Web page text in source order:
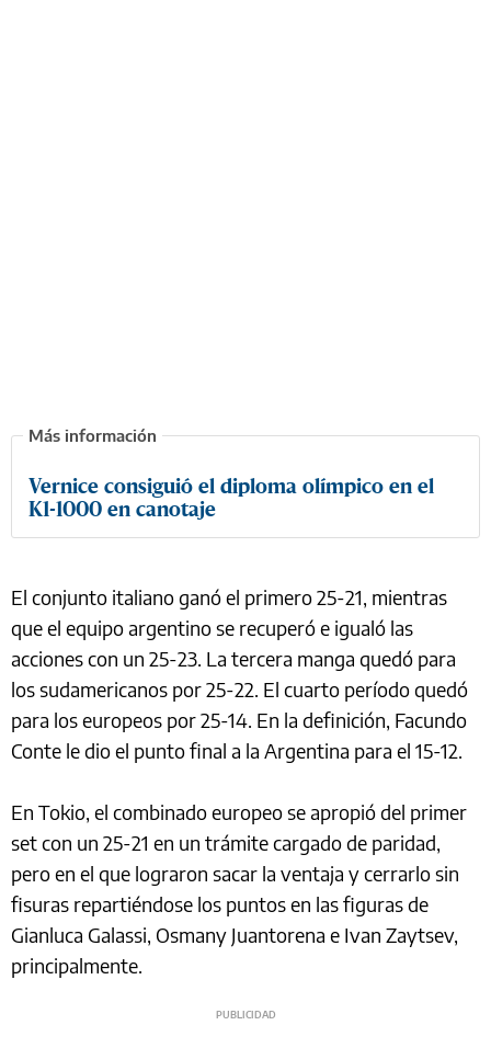
Vernice consiguió el diploma olímpico en el
K1-1000 en canotaje
El conjunto italiano ganó el primero 25-21, mientras
que el equipo argentino se recuperó e igualó las
acciones con un 25-23. La tercera manga quedó para
los sudamericanos por 25-22. El cuarto período quedó
para los europeos por 25-14. En la definición, Facundo
Conte le dio el punto final a la Argentina para el 15-12.
En Tokio, el combinado europeo se apropió del primer
set con un 25-21 en un trámite cargado de paridad,
pero en el que lograron sacar la ventaja y cerrarlo sin
fisuras repartiéndose los puntos en las figuras de
Gianluca Galassi, Osmany Juantorena e Ivan Zaytsev,
principalmente.